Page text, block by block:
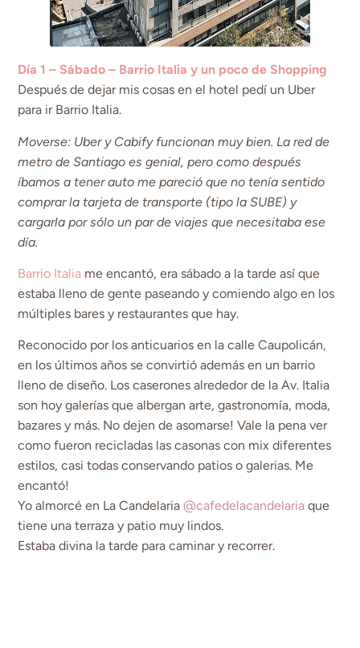
Día 1 – Sábado – Barrio Italia y un poco de Shopping
Después de dejar mis cosas en el hotel pedí un Uber
para ir Barrio Italia.
Moverse: Uber y Cabify funcionan muy bien. La red de
metro de Santiago es genial, pero como después
íbamos a tener auto me pareció que no tenía sentido
comprar la tarjeta de transporte (tipo la SUBE) y
cargarla por sólo un par de viajes que necesitaba ese
día.
Barrio Italia me encantó, era sábado a la tarde así que
estaba lleno de gente paseando y comiendo algo en los
múltiples bares y restaurantes que hay.
Reconocido por los anticuarios en la calle Caupolicán,
en los últimos años se convirtió además en un barrio
lleno de diseño. Los caserones alrededor de la Av. Italia
son hoy galerías que albergan arte, gastronomía, moda,
bazares y más. No dejen de asomarse! Vale la pena ver
como fueron recicladas las casonas con mix diferentes
estilos, casi todas conservando patios o galerias. Me
encantó!
Yo almorcé en La Candelaria@cafedelacandelaria que
tiene una terraza y patio muy lindos.
Estaba divina la tarde para caminar y recorrer.